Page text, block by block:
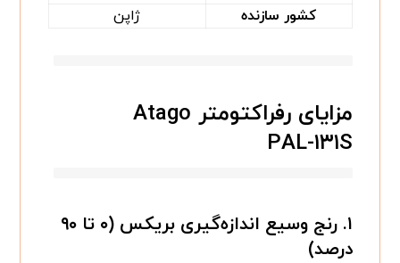
کشور سازنده
ژاپن
مزایای رفراکتومتر Atago
PAL-۱۳۱S
۱.
رنج وسیع اندازه‌گیری بریکس (۰ تا ۹۰
درصد)